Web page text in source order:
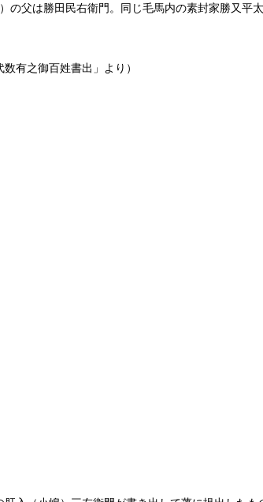
父は勝田民右衛門。同じ毛馬内の素封家勝又平
有之御百姓書出」より）